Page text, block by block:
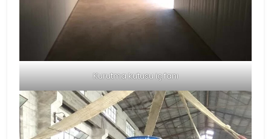
Kurutma kutusu iç fanı